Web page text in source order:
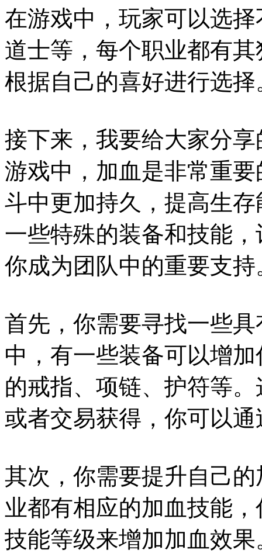
在游戏中，玩家可以选
道士等，每个职业都有
根据自己的喜好进行选择
接下来，我要给大家分
游戏中，加血是非常重
斗中更加持久，提高生
一些特殊的装备和技能
你成为团队中的重要支持
首先，你需要寻找一些
中，有一些装备可以增
的戒指、项链、护符等
或者交易获得，你可以
其次，你需要提升自己
业都有相应的加血技能
技能等级来增加加血效